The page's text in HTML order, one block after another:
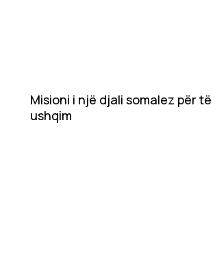
Misioni i një djali somalez për
ushqim